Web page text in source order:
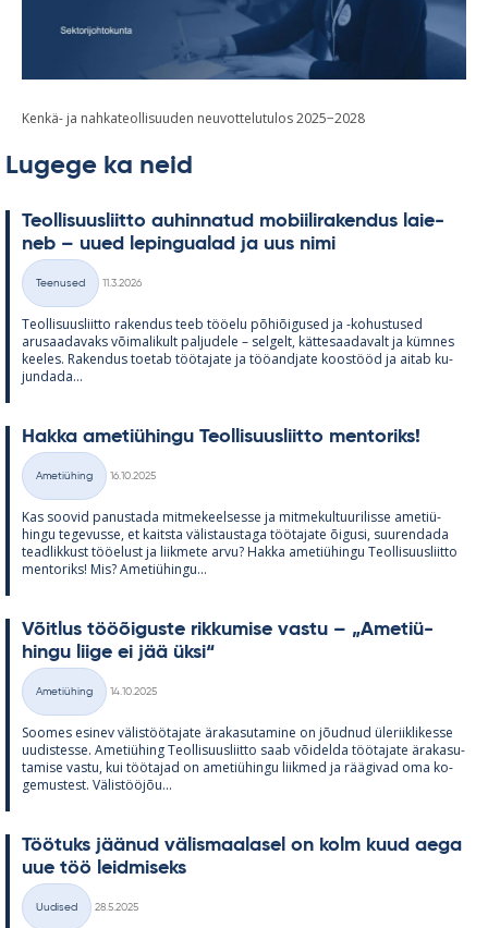
Kenkä- ja nahkateollisuuden neuvottelutulos 2025−2028
Lugege ka neid
Teol­li­suus­liitto au­hin­na­tud mo­bii­li­ra­ken­dus lai­e­
neb – uued le­pin­gua­lad ja uus nimi
Kategooriad
Teenused
11.3.2026
Teol­li­suus­liitto ra­ken­dus teeb töö­elu põ­hiõi­gused ja -ko­hus­tused
arusaa­da­vaks või­ma­li­kult pal­ju­dele – sel­gelt, kät­te­saa­da­valt ja küm­nes
kee­les. Ra­ken­dus toe­tab töö­ta­jate ja töö­and­jate koos­tööd ja ai­tab ku­
jun­dada...
Hakka ame­tiü­hingu Teol­li­suus­liitto men­to­riks!
Kategooriad
Ametiühing
16.10.2025
Kas soo­vid pa­nus­tada mit­me­keel­sesse ja mit­me­kul­tuu­ri­lisse ame­tiü­
hingu te­ge­vusse, et kaitsta vä­lis­taus­taga töö­ta­jate õi­gusi, suu­ren­dada
tead­lik­kust töö­elust ja liik­mete arvu? Hakka ame­tiü­hingu Teol­li­suus­liitto
men­to­riks! Mis? Ame­tiü­hingu...
Võit­lus tööõi­guste rik­ku­mise vastu – „Ame­tiü­
hingu liige ei jää üksi“
Kategooriad
Ametiühing
14.10.2025
Soo­mes esi­nev vä­lis­töö­ta­jate ära­ka­su­ta­mine on jõud­nud üle­riikli­kesse
uu­dis­tesse. Ame­tiü­hing Teol­li­suus­liitto saab või­delda töö­ta­jate ära­ka­su­
ta­mise vastu, kui töö­ta­jad on ame­tiü­hingu liik­med ja rää­gi­vad oma ko­
ge­mus­test. Vä­lis­tööjõu...
Töö­tuks jää­nud vä­lis­maa­la­sel on kolm kuud aega
uue töö leid­mi­seks
Kategooriad
Uudised
28.5.2025